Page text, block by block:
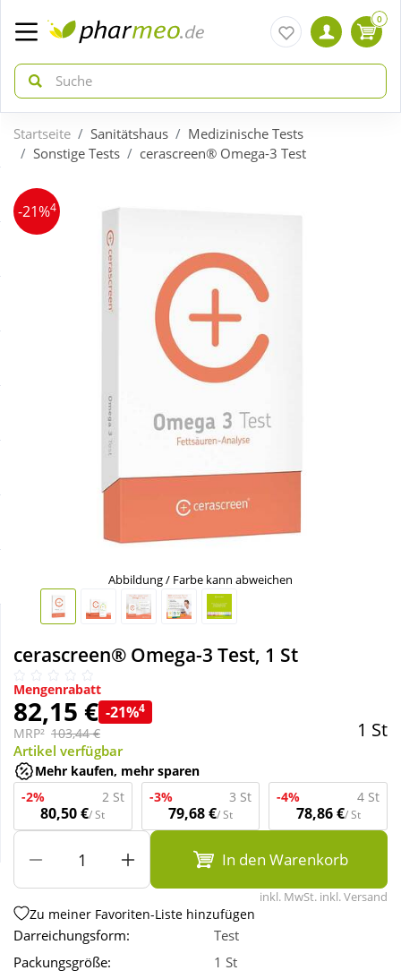
zurück
ÜBERSICHT AKTIONEN
Aktuelle Coupons
Täglich gut versorgt
zurück
ÜBERSICHT KATEGORIEN
Körperpflege & Kosmetik
Nahrungsergänzung
Sanitätshaus
Sport & Fitness
Tierbedarf
0
Startseite Sanitätshaus
Medizinische Tests
Sonstige Tests
cerascreen® Omega-3 Test
-21%4
Abbildung / Farbe kann abweichen
cerascreen® Omega-3 Test, 1 St
Mengenrabatt
82,15 € -21%4
MRP² 103,44 € 1 St
Artikel verfügbar
Mehr kaufen, mehr sparen
-2%
2 St
80,50 €/ St
-3% 3 St
79,68 €/ St
-4% 4 St
78,86 €/ St
In den Warenkorb
inkl. MwSt. inkl. Versand
Zu meiner Favoriten-Liste hinzufügen
Darreichungsform:
Test
Packungsgröße:
1 St